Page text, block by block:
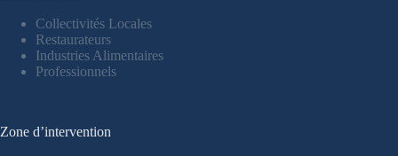
Collectivités Locales
Restaurateurs
Industries Alimentaires
Professionnels
Zone d’intervention